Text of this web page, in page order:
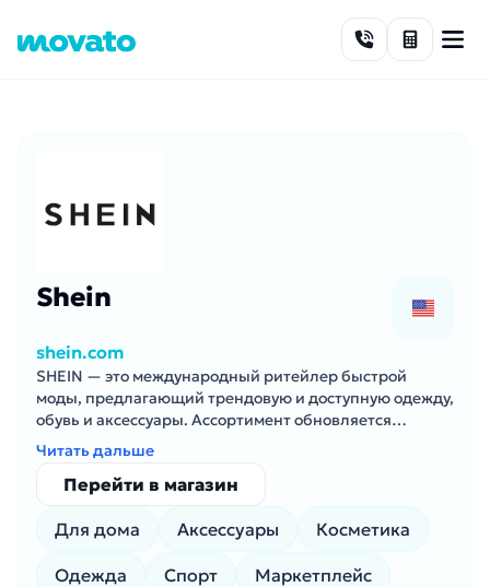
Shein
shein.com
SHEIN — это международный ритейлер быстрой
моды, предлагающий трендовую и доступную одежду,
обувь и аксессуары. Ассортимент обновляется
регулярно, ориентируясь на бюджетную моду.
Читать дальше
Перейти в магазин
Для дома Аксессуары Косметика
Одежда Спорт Маркетплейс